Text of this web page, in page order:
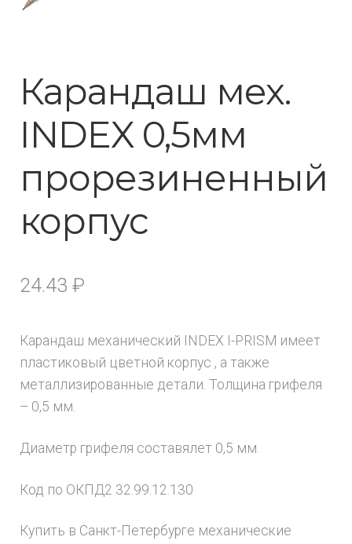
Карандаш мех.
INDEX 0,5мм
прорезиненный
корпус
24.43 ₽
Карандаш механический INDEX I-PRISM имеет
пластиковый цветной корпус , а также
металлизированные детали. Толщина грифеля
– 0,5 мм.
Диаметр грифеля составялет 0,5 мм.
Код по ОКПД2 32.99.12.130
Купить в Санкт-Петербурге механические